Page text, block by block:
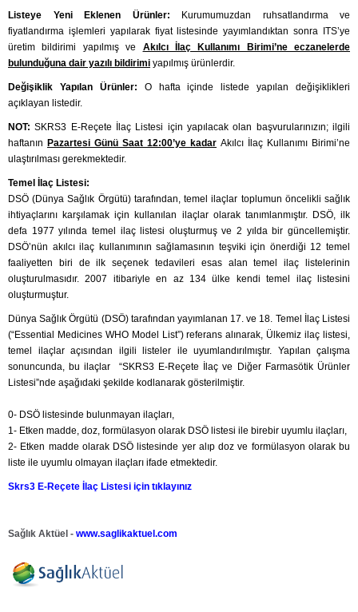
Listeye Yeni Eklenen Ürünler:
Kurumumuzdan ruhsatlandırma ve
fiyatlandırma işlemleri yapılarak fiyat listesinde yayımlandıktan sonra ITS’ye
üretim bildirimi yapılmış ve Akılcı İlaç Kullanımı Birimi’ne eczanelerde
bulunduğuna dair yazılı bildirimi yapılmış ürünlerdir.
Değişiklik Yapılan Ürünler: O hafta içinde listede yapılan değişiklikleri
açıklayan listedir.
NOT:SKRS3 E-Reçete İlaç Listesi için yapılacak olan başvurularınızın; ilgili
haftanın Pazartesi Günü Saat 12:00’ye kadar Akılcı İlaç Kullanımı Birimi’ne
ulaştırılması gerekmektedir.
Temel İlaç Listesi:
DSÖ (Dünya Sağlık Örgütü) tarafından, temel ilaçlar toplumun öncelikli sağlık
ihtiyaçlarını karşılamak için kullanılan ilaçlar olarak tanımlanmıştır. DSÖ, ilk
defa 1977 yılında temel ilaç listesi oluşturmuş ve 2 yılda bir güncellemiştir.
DSÖ’nün akılcı ilaç kullanımının sağlamasının teşviki için önerdiği 12 temel
faaliyetten biri de ilk seçenek tedavileri esas alan temel ilaç listelerinin
oluşturulmasıdır. 2007 itibariyle en az 134 ülke kendi temel ilaç listesini
oluşturmuştur.
Dünya Sağlık Örgütü (DSÖ) tarafından yayımlanan 17. ve 18. Temel İlaç Listesi
(“Essential Medicines WHO Model List”) referans alınarak, Ülkemiz ilaç listesi,
temel ilaçlar açısından ilgili listeler ile uyumlandırılmıştır. Yapılan çalışma
sonuncunda, bu ilaçlar “SKRS3 E-Reçete İlaç ve Diğer Farmasötik Ürünler
Listesi”nde aşağıdaki şekilde kodlanarak gösterilmiştir.
0- DSÖ listesinde bulunmayan ilaçları,
1- Etken madde, doz, formülasyon olarak DSÖ listesi ile birebir uyumlu ilaçları,
2- Etken madde olarak DSÖ listesinde yer alıp doz ve formülasyon olarak bu
liste ile uyumlu olmayan ilaçları ifade etmektedir.
Skrs3 E-Reçete İlaç Listesi için tıklayınız
Sağlık Aktüel - www.saglikaktuel.com